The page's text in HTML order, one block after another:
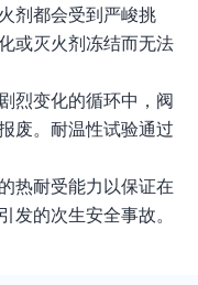
剂都会受到严峻挑
或灭火剂冻结而无法
烈变化的循环中，阀
废。耐温性试验通过
热耐受能力以保证在
发的次生安全事故。